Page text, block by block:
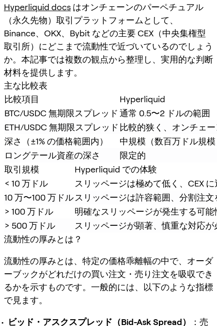
Hyperliquid docs はオンチェーンのパーペチュアル
（永久先物）取引プラットフォームとして、
Binance、OKX、Bybit などの主要 CEX（中央集権型
取引所）にどこまで流動性で近づいているのでしょう
か。本記事では複数の観点から整理し、実用的な判断
材料を提供します。
主な比較表
比較項目
Hyperliquid
BTC/USDC 無期限スプレッド 通常 0.5〜2 ドルの範囲
ETH/USDC 無期限スプレッド 比較的狭く、オンチェ
深さ（±1% の価格範囲内）
中規模（数百万ドル規
ロングテール資産の深さ
限定的
取引規模
Hyperliquid での体験
< 10 万ドル
スリッページは極めて低く、CEX に
10 万〜100 万ドル スリッページは許容範囲、分割注文
> 100 万ドル
明確なスリッページが発生する可能
> 500 万ドル
スリッページが顕著、慎重な対応が
流動性の厚みとは？
流動性の厚みとは、特定の価格乖離幅の中で、オーダ
ーブックがどれだけの買い注文・売り注文を吸収でき
るかを示すものです。一般的には、以下のような指標
で見ます。
ビッド・アスクスプレッド（Bid-Ask Spread）
：売